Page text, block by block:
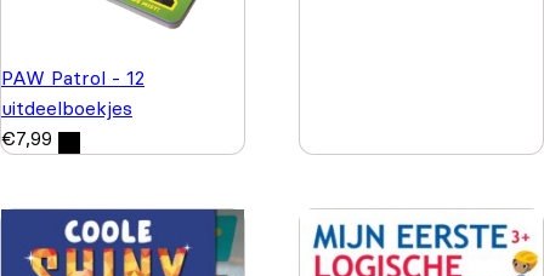
PAW Patrol - 12
uitdeelboekjes
€7,99